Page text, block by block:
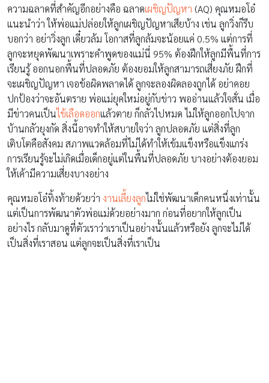
ความฉลาดที่สำคัญอีกอย่างคือ ฉลาดเผชิญปัญหา (AQ) คุณหมอโอ๋
แนะนำว่า ให้พ่อแม่ปล่อยให้ลูกเผชิญปัญหาเสียบ้าง เช่น ลูกวิ่งก็รีบ
บอกว่า อย่าวิ่งลูก เดี๋ยวล้ม โอกาสที่ลูกล้มจะน้อยแค่ 0.5% แต่การที่
ลูกจะหยุดพัฒนาเพราะคำพูดของแม่นี่ 95% ต้องฝึกให้ลูกมีพื้นที่การ
เรียนรู้ ออกนอกพื้นที่ปลอดภัย ต้องยอมให้ลูกสามารถเสี่ยงภัย ฝึกที่
จะเผชิญปัญหา เจอข้อผิดพลาดได้ ลูกจะลองผิดลองถูกได้ อย่าคอย
ปกป้องว่าจะอันตราย พ่อแม่ยุคใหม่อยู่กับข่าว พออ่านแล้วใจสั่น เมื่อ
มีข่าวคนเป็นไข้เลือดออกแล้วตาย ก็กลัวไปหมด ไม่ให้ลูกออกไปจาก
บ้านกลัวยุงกัด สิ่งนี้อาจทำให้สบายใจว่า ลูกปลอดภัย แต่สิ่งที่ลูก
เติบโตคือสังคม สภาพแวดล้อมที่ไม่ได้ทำให้เข้มแข็งหรือแข็งแกร่ง
การเรียนรู้จะไม่เกิดเมื่อเด็กอยู่แต่ในพื้นที่ปลอดภัย บางอย่างต้องยอม
ให้เค้ามีความเสี่ยงบางอย่าง
คุณหมอโอ๋ทิ้งท้ายด้วยว่า งานเลี้ยงลูกไม่ใช่พัฒนาเด็กคนหนึ่งเท่านั้น
แต่เป็นการพัฒนาตัวพ่อแม่ด้วยอย่างมาก ก่อนที่อยากให้ลูกเป็น
อย่างไร กลับมาดูที่ตัวเราว่าเราเป็นอย่างนั้นแล้วหรือยัง ลูกจะไม่ได้
เป็นสิ่งที่เราสอน แต่ลูกจะเป็นสิ่งที่เราเป็น